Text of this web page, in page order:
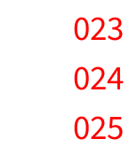
023
024
025